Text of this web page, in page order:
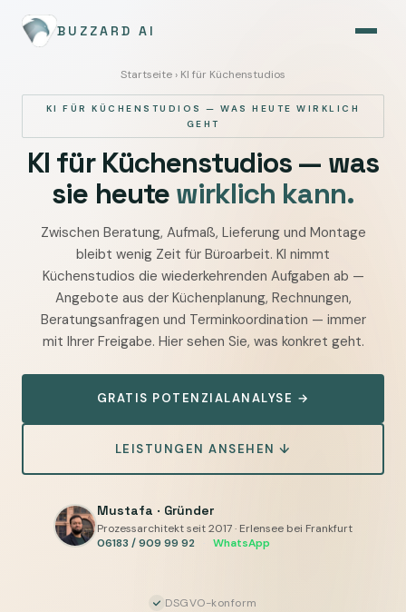
BUZZARD AI
Startseite › KI für Küchenstudios
KI FÜR KÜCHENSTUDIOS — WAS HEUTE WIRKLICH
GEHT
KI für Küchenstudios — was
sie heute wirklich kann.
KI
für
Küchenstudios
—
Angebote
Rechnungen
und
Termine
automatisieren
Human-
in-
Loop
Zwischen Beratung, Aufmaß, Lieferung und Montage
bleibt wenig Zeit für Büroarbeit. KI nimmt
Küchenstudios die wiederkehrenden Aufgaben ab —
Angebote aus der Küchenplanung, Rechnungen,
Beratungsanfragen und Terminkoordination — immer
mit Ihrer Freigabe. Hier sehen Sie, was konkret geht.
GRATIS POTENZIALANALYSE →
LEISTUNGEN ANSEHEN ↓
Mustafa · Gründer
Prozessarchitekt seit 2017 · Erlensee bei Frankfurt
06183 / 909 99 92
WhatsApp
DSGVO-konform